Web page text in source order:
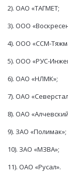
2). ОАО «ТАГМЕТ;
3). ООО
4). ООО «ССМ-
5). ООО «РУС-
6). ОАО «НЛМК»;
7). ОАО
8). ОАО
9). ЗАО «Полимак»;
10). ЗАО «МЗВА»;
11). ОАО «Русал».